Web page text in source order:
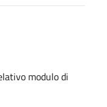
modulo di